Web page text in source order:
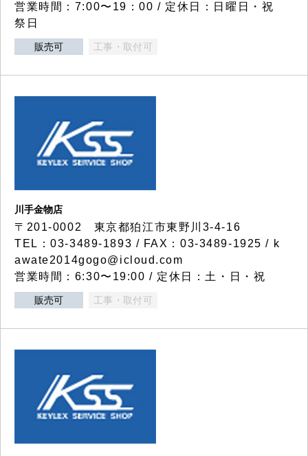
営業時間：7:00〜19：00 / 定休日：日曜日・祝
祭日
販売可 工事・取付可
川手金物店
〒201-0002 東京都狛江市東野川3-4-16
TEL：03-3489-1893 / FAX：03-3489-1925 / k
awate2014gogo@icloud.com
営業時間：6:30〜19:00 / 定休日：土・日・祝
販売可 工事・取付可